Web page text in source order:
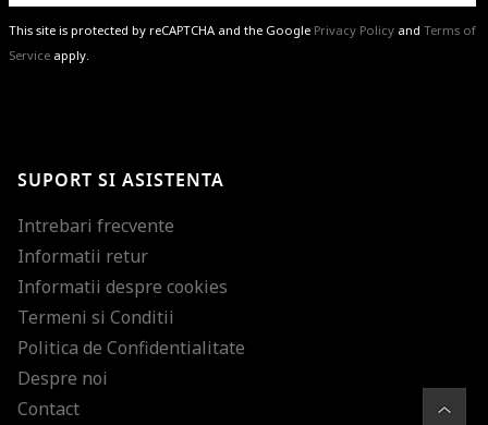
This site is protected by reCAPTCHA and the Google Privacy Policy and Terms of
Service apply.
ultimele tendinte in moda!
SUPORT SI ASISTENTA
Intrebari frecvente
Informatii retur
Informatii despre cookies
Termeni si Conditii
Politica de Confidentialitate
Despre noi
Contact